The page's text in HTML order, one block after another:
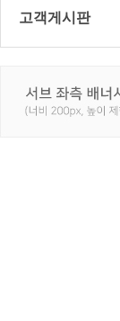
고객게시판